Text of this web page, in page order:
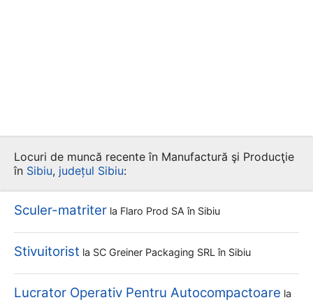
Locuri de muncă recente în Manufactură şi Producţie
în Sibiu, județul Sibiu:
Sculer-matriter la Flaro Prod SA în Sibiu
Stivuitorist la SC Greiner Packaging SRL în Sibiu
Lucrator Operativ Pentru Autocompactoare la